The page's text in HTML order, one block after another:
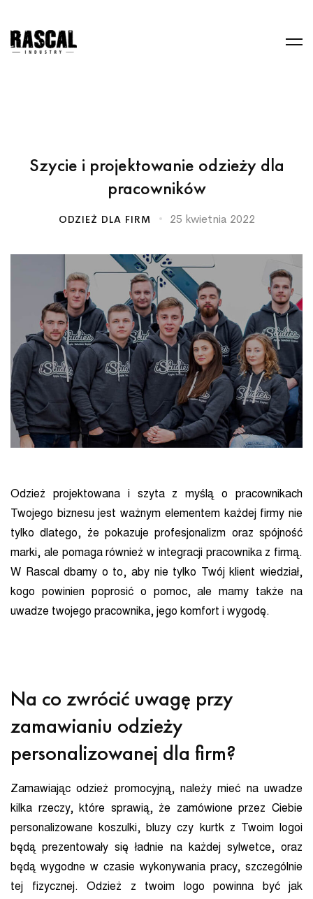
Szycie i projektowanie odzieży dla
pracowników
ODZIEŻ DLA FIRM 25 kwietnia 2022
Odzież projektowana i szyta z myślą o pracownikach
Twojego biznesu jest ważnym elementem każdej firmy nie
tylko dlatego, że pokazuje profesjonalizm oraz spójność
marki, ale pomaga również w integracji pracownika z firmą.
W Rascal dbamy o to, aby nie tylko Twój klient wiedział,
kogo powinien poprosić o pomoc, ale mamy także na
uwadze twojego pracownika, jego komfort i wygodę.
Na co zwrócić uwagę przy
zamawianiu odzieży
personalizowanej dla firm?
Zamawiając odzież promocyjną, należy mieć na uwadze
kilka rzeczy, które sprawią, że zamówione przez Ciebie
personalizowane koszulki, bluzy czy kurtk z Twoim logoi
będą prezentowały się ładnie na każdej sylwetce, oraz
będą wygodne w czasie wykonywania pracy, szczególnie
tej fizycznej. Odzież z twoim logo powinna być jak